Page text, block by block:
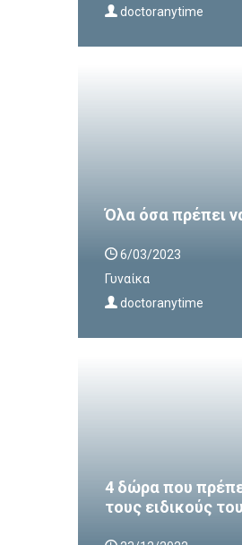
doctoranytime
Όλα όσα πρέπει
6/03/2023
Γυναίκα
doctoranytime
4 δώρα που
τους ειδικούς